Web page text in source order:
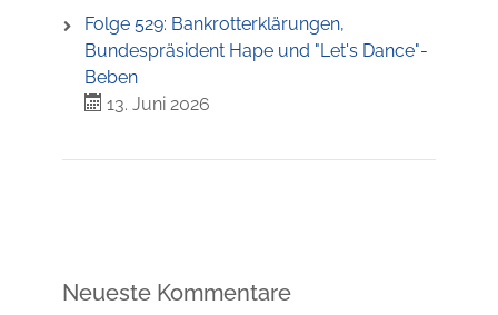
Folge 529: Bankrotterklärungen,
Bundespräsident Hape und "Let's Dance"-
Beben
13. Juni 2026
Neueste Kommentare